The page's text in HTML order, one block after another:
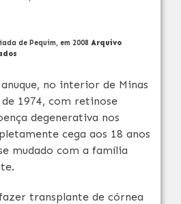
de Pequim, em 2008 Arquivo
no interior de Minas
1974, com retinose
degenerativa nos
cega aos 18 anos
mudado com a família
transplante de córnea